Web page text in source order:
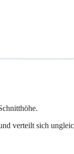
verteilt sich